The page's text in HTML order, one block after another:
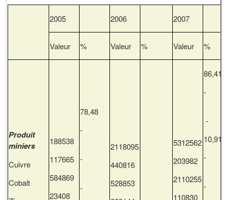
2005 2006 2007
Valeur % Valeur % Valeur %
Produit
miniers
Cuivre
Cobalt
188538
117665
584869
23408
78,48
-
-
-
2118095
440816
528853
5312562
203982
2110255
110830
86,41
-
10,91